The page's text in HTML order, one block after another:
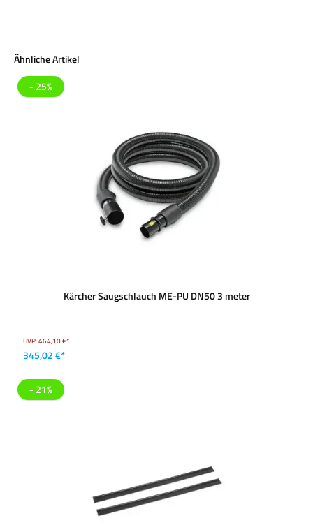
Produktgalerie überspringen
Ähnliche Artikel
- 25%
Kärcher Saugschlauch ME-PU DN50 3 meter
UVP:464,10 €*
345,02 €*
- 21%